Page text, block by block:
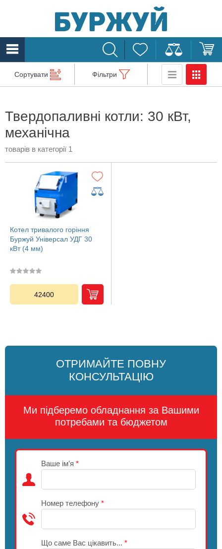
Сортувати Фільтри
Твердопаливні котли: 30 кВт,
механічна
товарів в категорії 1
Котел тривалого горіння
Буржуй Універсал УДГ 30
кВт (4 мм)
42400
ОТРИМАЙТЕ ПОВНУ
КОНСУЛЬТАЦІЮ
Ми підберемо обладнання за Вашими
потребами та бюджетом
Ваше ім’я *
Номер телефону *
Що саме Вас цікавить... *